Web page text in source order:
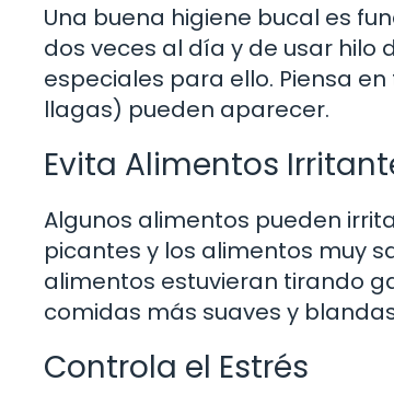
Una buena higiene bucal es
dos veces al día y de usar hilo
especiales para ello. Piensa
llagas) pueden aparecer.
Evita Alimentos
Algunos alimentos pueden
picantes y los alimentos muy
alimentos estuvieran tirando
comidas más suaves y
Controla el Estrés